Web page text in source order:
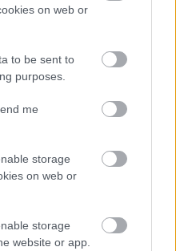
on web or
to be sent to
purposes.
me
storage
on web or
storage
website or app.